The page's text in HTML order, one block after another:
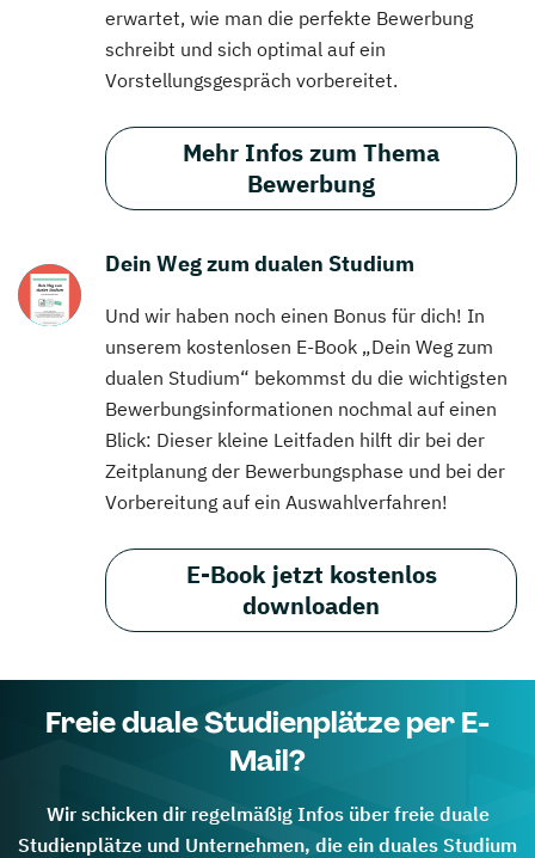
erwartet, wie man die perfekte Bewerbung
schreibt und sich optimal auf ein
Vorstellungsgespräch vorbereitet.
Mehr Infos zum Thema
Bewerbung
Dein Weg zum dualen Studium
Und wir haben noch einen Bonus für dich! In
unserem kostenlosen E-Book „Dein Weg zum
dualen Studium“ bekommst du die wichtigsten
Bewerbungsinformationen nochmal auf einen
Blick: Dieser kleine Leitfaden hilft dir bei der
Zeitplanung der Bewerbungsphase und bei der
Vorbereitung auf ein Auswahlverfahren!
E-Book jetzt kostenlos
downloaden
Freie duale Studienplätze per E-
Mail?
Wir schicken dir regelmäßig Infos über freie duale
Studienplätze und Unternehmen, die ein duales Studium